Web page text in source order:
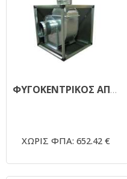
ΦΥΓΟΚΕΝΤΡΙΚΟΣ ΑΠΟΡΡΟΦΗΤΗΡΑΣ ΜΟΝΗΣ ΑΝΑΡΡΟΦΗΣΗΣ ΗΧΟΜΟΝΩΜΕΝΟΣ 1450RPM - Φ300 2,0ΗΡ 380V
ΧΩΡΙΣ ΦΠΑ: 652.42 €